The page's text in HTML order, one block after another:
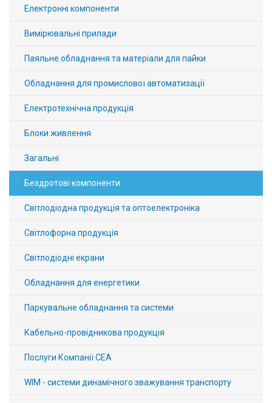
Електронні компоненти
Вимірювальні прилади
Паяльне обладнання та матеріали для пайки
Обладнання для промислової автоматизації
Електротехнічна продукція
Блоки живлення
Загальні
Бездротові компоненти
Світлодіодна продукція та оптоелектроніка
Світлофорна продукція
Світлодіодні екрани
Обладнання для енергетики
Паркувальне обладнання та системи
Кабельно-провідникова продукція
Послуги Компанії СЕА
WIM - системи динамічного зважування транспорту